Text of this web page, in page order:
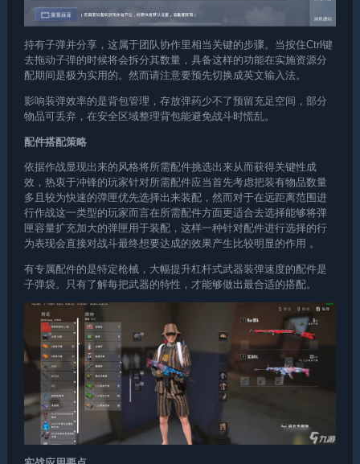
持有子弹并分享，这属于团队协作里相当关键的步骤。当按住Ctrl键
去拖动子弹的时候将会拆分其数量，具备这样的功能在实施资源分
配期间是极为实用的。然而请注意要预先切换成英文输入法。
影响装弹效率的是背包管理，存放弹药少不了预留充足空间，部分
物品可丢弃，在安全区域整理背包能避免战斗时慌乱。
配件搭配策略
依据作战显现出来的风格将所需配件挑选出来从而获得关键性成
效，热衷于冲锋的玩家针对所需配件应当首先考虑把装有物品数量
多且较为快速的弹匣优先选择出来装配，然而对于在远距离范围进
行作战这一类型的玩家而言在所需配件方面更适合去选择能够将弹
匣容量扩充加大的弹匣用于装配，这样一种针对配件进行选择的行
为表现会直接对战斗最终想要达成的效果产生比较明显的作用 。
有专属配件的是特定枪械，大幅提升杠杆式武器装弹速度的配件是
子弹袋。只有了解每把武器的特性，才能够做出最合适的搭配。